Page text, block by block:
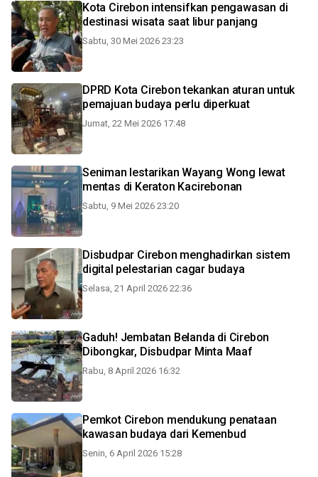
Kota Cirebon intensifkan pengawasan di
destinasi wisata saat libur panjang
Sabtu, 30 Mei 2026 23:23
DPRD Kota Cirebon tekankan aturan untuk
pemajuan budaya perlu diperkuat
Jumat, 22 Mei 2026 17:48
Seniman lestarikan Wayang Wong lewat
mentas di Keraton Kacirebonan
Sabtu, 9 Mei 2026 23:20
Disbudpar Cirebon menghadirkan sistem
digital pelestarian cagar budaya
Selasa, 21 April 2026 22:36
Gaduh! Jembatan Belanda di Cirebon
Dibongkar, Disbudpar Minta Maaf
Rabu, 8 April 2026 16:32
Pemkot Cirebon mendukung penataan
kawasan budaya dari Kemenbud
Senin, 6 April 2026 15:28